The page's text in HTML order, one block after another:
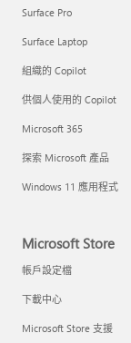
Surface Pro
Surface Laptop
組織的 Copilot
供個人使用的 Copilot
Microsoft 365
探索 Microsoft 產品
Windows 11 應用程式
Microsoft Store
帳戶設定檔
下載中心
Microsoft Store 支援